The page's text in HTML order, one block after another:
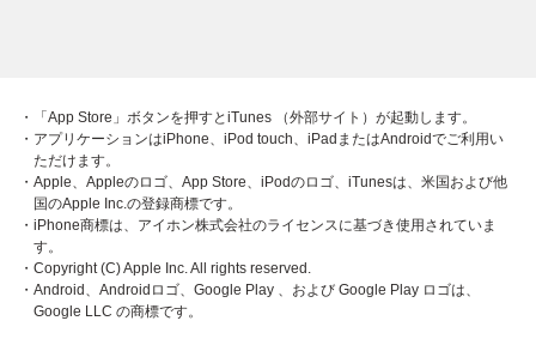
・「App Store」ボタンを押すとiTunes （外部サイト）が起動します。
・アプリケーションはiPhone、iPod touch、iPadまたはAndroidでご利用い
ただけます。
・Apple、Appleのロゴ、App Store、iPodのロゴ、iTunesは、米国および他
国のApple Inc.の登録商標です。
・iPhone商標は、アイホン株式会社のライセンスに基づき使用されていま
す。
・Copyright (C) Apple Inc. All rights reserved.
・Android、Androidロゴ、Google Play 、および Google Play ロゴは、
Google LLC の商標です。